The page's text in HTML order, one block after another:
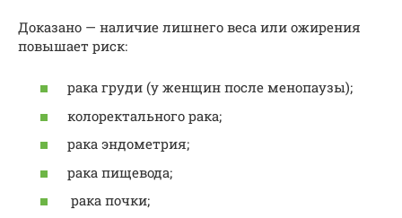
Доказано — наличие лишнего веса или ожирения
повышает риск:
рака груди (у женщин после менопаузы);
колоректального рака;
рака эндометрия;
рака пищевода;
рака почки;